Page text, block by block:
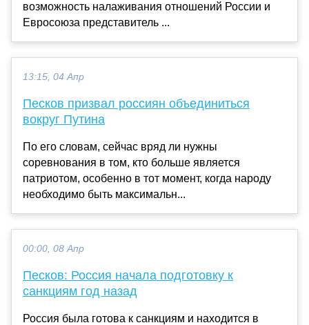
возможность налаживания отношений России и
Евросоюза представитель ...
13:15, 04 Апр
Песков призвал россиян объединиться
вокруг Путина
По его словам, сейчас вряд ли нужны
соревнования в том, кто больше является
патриотом, особенно в тот момент, когда народу
необходимо быть максимальн...
00:00, 08 Апр
Песков: Россия начала подготовку к
санкциям год назад
Россия была готова к санкциям и находится в